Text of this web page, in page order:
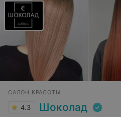
САЛОН КРАСОТЫ
4.3 Шоколад